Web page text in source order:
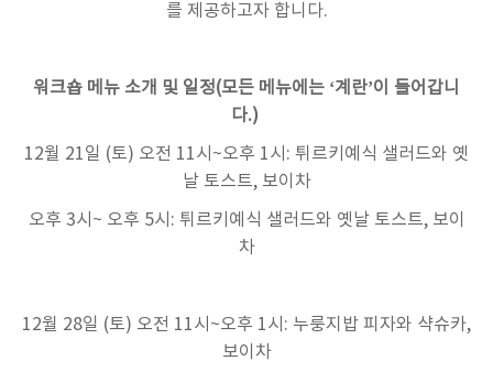
를 제공하고자 합니다.
워크숍 메뉴 소개 및 일정(모든 메뉴에는 ‘계란’이 들어갑니
다.)
12월 21일 (토) 오전 11시 ~오후 1시 : 튀르키예식 샐러드와 옛
날 토스트, 보이차
오후 3시 ~ 오후 5시 : 튀르키예식 샐러드와 옛날 토스트, 보이
차
12월 28일 (토) 오전 11시 ~오후 1시 : 누룽지밥 피자와 샥슈카,
보이차